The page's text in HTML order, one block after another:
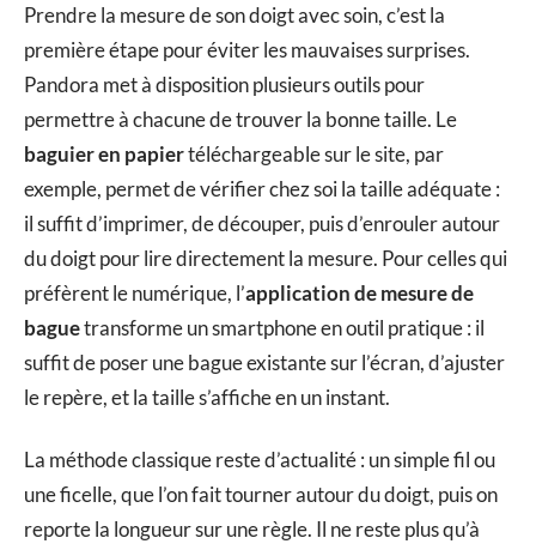
Prendre la mesure de son doigt avec soin, c’est la
première étape pour éviter les mauvaises surprises.
Pandora met à disposition plusieurs outils pour
permettre à chacune de trouver la bonne taille. Le
baguier en papiertéléchargeable sur le site, par
exemple, permet de vérifier chez soi la taille adéquate :
il suffit d’imprimer, de découper, puis d’enrouler autour
du doigt pour lire directement la mesure. Pour celles qui
préfèrent le numérique, l’application de mesure de
baguetransforme un smartphone en outil pratique : il
suffit de poser une bague existante sur l’écran, d’ajuster
le repère, et la taille s’affiche en un instant.
La méthode classique reste d’actualité : un simple fil ou
une ficelle, que l’on fait tourner autour du doigt, puis on
reporte la longueur sur une règle. Il ne reste plus qu’à